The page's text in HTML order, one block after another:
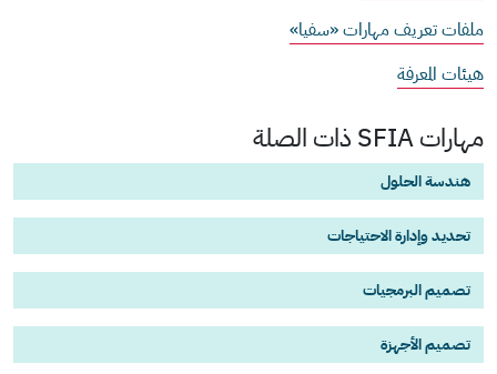
ملفات تعريف مهارات «سفيا»
هيئات المعرفة
مهارات SFIA ذات الصلة
هندسة الحلول
تحديد وإدارة الاحتياجات
تصميم البرمجيات
تصميم الأجهزة